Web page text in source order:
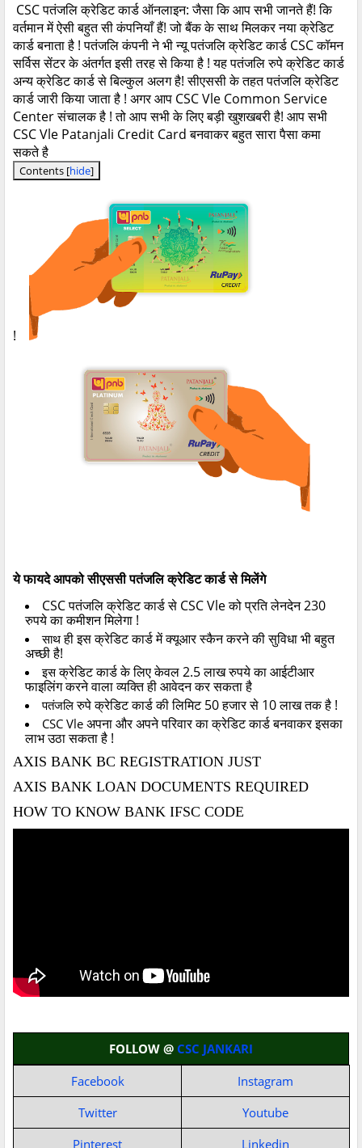
CSCपतंजलिक्रेडिटकार्डऑनलाइन:जैसाकिआपसभीजानतेहैं!कि
वर्तमानमेंऐसीबहुतसीकंपनियाँहैं!जोबैंककेसाथमिलकरनयाक्रेडिट
कार्डबनाताहै !पतंजलिकंपनीनेभीन्यूपतंजलिक्रेडिटकार्ड CSCकॉमन
सर्विससेंटरकेअंतर्गतइसीतरहसेकियाहै !यहपतंजलिरुपेक्रेडिटकार्ड
अन्यक्रेडिटकार्डसेबिल्कुलअलगहै!सीएससीकेतहतपतंजलिक्रेडिट
कार्डजारीकियाजाताहै ! अगरआप CSC Vle Common Service
Centerसंचालकहै !तोआपसभीकेलिएबड़ीखुशखबरीहै! आपसभी
CSC Vle Patanjali Credit Cardबनवाकरबहुतसारापैसाकमा
सकतेहै
Contents [hide]
!
येफायदेआपकोसीएससीपतंजलिक्रेडिटकार्डसेमिलेंगे
CSCपतंजलिक्रेडिटकार्डसे CSC Vleकोप्रतिलेनदेन230
रुपयेकाकमीशनमिलेगा !
साथ हीइसक्रेडिटकार्डमेंक्यूआरस्कैनकरनेकीसुविधाभीबहुत
अच्छीहै!
इस क्रेडिटकार्डकेलिएकेवल2.5लाखरुपयेकाआईटीआर
फाइलिंगकरनेवालाव्यक्तिहीआवेदनकरसकताहै
पतंजलि रुपेक्रेडिटकार्डकीलिमिट 50हजारसे 10लाखतकहै !
CSC Vle अपनाऔरअपनेपरिवारकाक्रेडिटकार्डबनवाकरइसका
लाभउठासकताहै !
AXIS BANK BC REGISTRATION JUST
AXIS BANK LOAN DOCUMENTS REQUIRED
HOW TO KNOW BANK IFSC CODE
FOLLOW @ CSC JANKARI
Facebook
Instagram
Twitter
Youtube
Pinterest
Linkedin